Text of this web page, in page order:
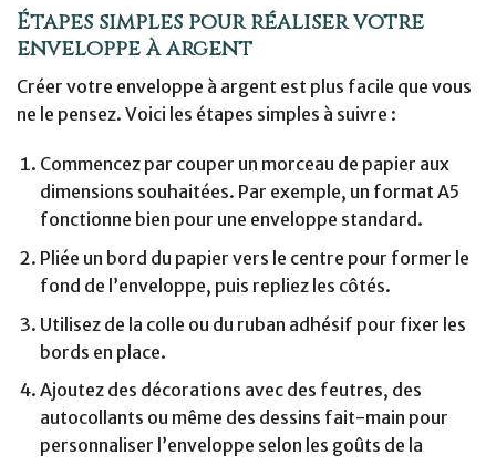
Étapes simples pour réaliser votre
enveloppe à argent
Créer votre enveloppe à argent est plus facile que vous
ne le pensez. Voici les étapes simples à suivre :
Commencez par couper un morceau de papier aux
dimensions souhaitées. Par exemple, un format A5
fonctionne bien pour une enveloppe standard.
Pliée un bord du papier vers le centre pour former le
fond de l’enveloppe, puis repliez les côtés.
Utilisez de la colle ou du ruban adhésif pour fixer les
bords en place.
Ajoutez des décorations avec des feutres, des
autocollants ou même des dessins fait-main pour
personnaliser l’enveloppe selon les goûts de la